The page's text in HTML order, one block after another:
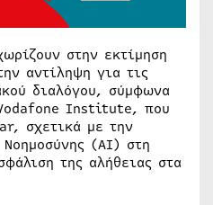
στην εκτίμηση
αντίληψη για τις
διαλόγου, σύμφωνα
Institute, που
σχετικά με την
Νοημοσύνης (AI) στη
της αλήθειας στα